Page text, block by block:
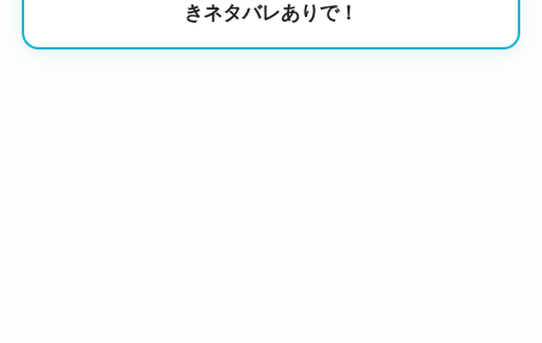
きネタバレありで！